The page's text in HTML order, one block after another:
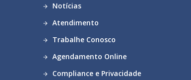
Notícias
Atendimento
Trabalhe Conosco
Agendamento Online
Compliance e Privacidade